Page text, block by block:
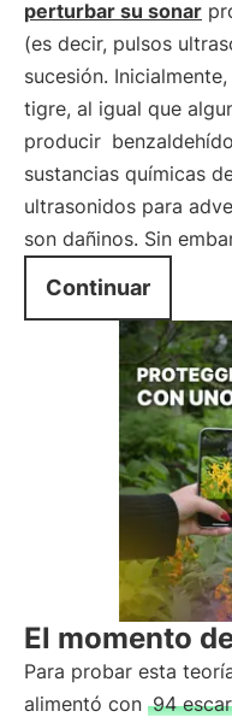
perturbar su sonar
(es decir, pulsos
sucesión.
tigre, al igual que
producir benzaldehído
sustancias químicas
ultrasonidos para
son dañinos. Sin
Continuar
El momento
Para probar esta
alimentó con 94